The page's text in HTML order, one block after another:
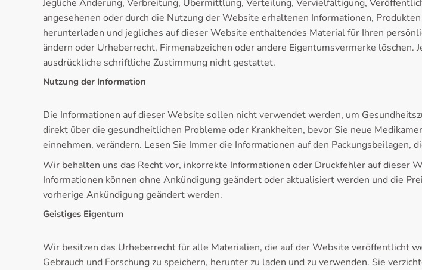
Jegliche Änderung, Verbreitung, Übermittlung, Verteilung, Vervielfältigung,
angesehenen oder durch die Nutzung der Website erhaltenen Informationen,
herunterladen und jegliches auf dieser Website enthaltendes Material für Ihren
ändern oder Urheberrecht, Firmenabzeichen oder andere Eigentumsvermerke
ausdrückliche schriftliche Zustimmung nicht gestattet.
Nutzung der Information
Die Informationen auf dieser Website sollen nicht verwendet werden, um
direkt über die gesundheitlichen Probleme oder Krankheiten, bevor Sie neue
einnehmen, verändern. Lesen Sie Immer die Informationen auf den
Wir behalten uns das Recht vor, inkorrekte Informationen oder Druckfehler auf dieser
Informationen können ohne Ankündigung geändert oder aktualisiert werden und die
vorherige Ankündigung geändert werden.
Geistiges Eigentum
Wir besitzen das Urheberrecht für alle Materialien, die auf der Website veröffentlicht
Gebrauch und Forschung zu speichern, herunter zu laden und zu verwenden. Sie